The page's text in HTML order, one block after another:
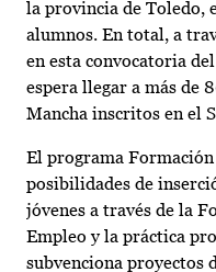
la provincia de Toledo,
alumnos. En total, a
en esta convocatoria
espera llegar a más de
Mancha inscritos en el
El programa
posibilidades de
jóvenes a través de la
Empleo y la práctica
subvenciona proyectos